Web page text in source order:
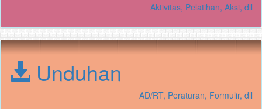
Aktivitas, Pelatihan, Aksi, dll
Unduhan
AD/RT, Peraturan, Formulir, dll